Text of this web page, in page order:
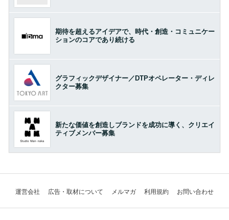
期待を超えるアイデアで、時代・創造・コミュニケー
ションのコアであり続ける
グラフィックデザイナー／DTPオペレーター・ディレ
クター募集
新たな価値を創造しブランドを成功に導く、クリエイ
ティブメンバー募集
運営会社 広告・取材について メルマガ 利用規約 お問い合わせ